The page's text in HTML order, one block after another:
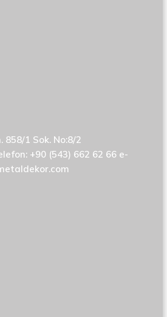
858/1 Sok. No:8/2
+90 (543) 662 62 66 e-